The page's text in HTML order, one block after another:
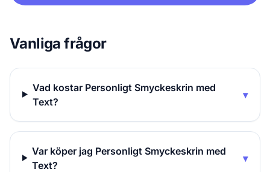
Vanliga frågor
Vad kostar Personligt Smyckeskrin med
Text?
▾
Var köper jag Personligt Smyckeskrin med
Text?
▾